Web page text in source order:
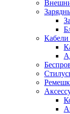
Кабели